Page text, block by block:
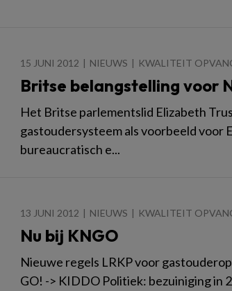
15 JUNI 2012 NIEUWS KWALITEIT
Britse belangstelling voor
Het Britse parlementslid Elizabeth
gastoudersysteem als voorbeeld voor
bureaucratisch e...
13 JUNI 2012 NIEUWS KWALITEIT
Nu bij KNGO
Nieuwe regels LRKP voor
GO! -> KIDDO Politiek: bezuiniging in